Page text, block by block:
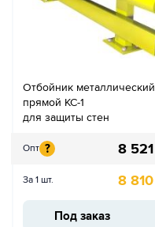
Отбойник металлический
прямой КС-1
для защиты стен
Опт ? 8 521
За 1 шт. 8 810
Под заказ